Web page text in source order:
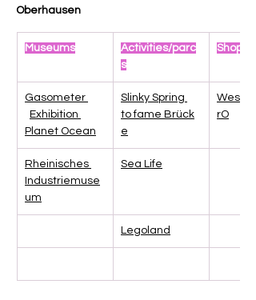
Oberhausen
Museums
Activities/parc
s
Gasometer
Exhibition
Planet Ocean
Slinky Spring
to fame Brück
e
rO
Rheinisches
Industriemuse
um
Sea Life
Legoland